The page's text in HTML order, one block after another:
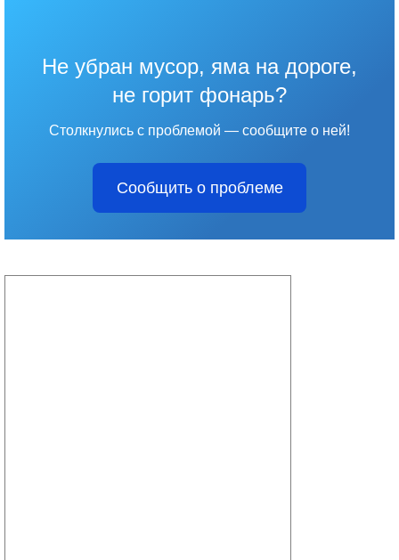
Не убран мусор, яма на дороге,
не горит фонарь?
Столкнулись с проблемой — сообщите о ней!
Сообщить о проблеме